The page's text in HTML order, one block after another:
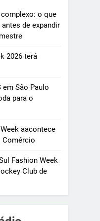
o que
de expandir
2026 terá
em São Paulo
para o
aacontece
Comércio
Fashion Week
Club de